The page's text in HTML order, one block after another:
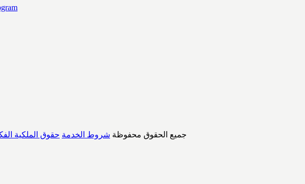
© ALLPCB.com، جميع الحقوق محفوظة شروط الخدمة حقوق الملكية